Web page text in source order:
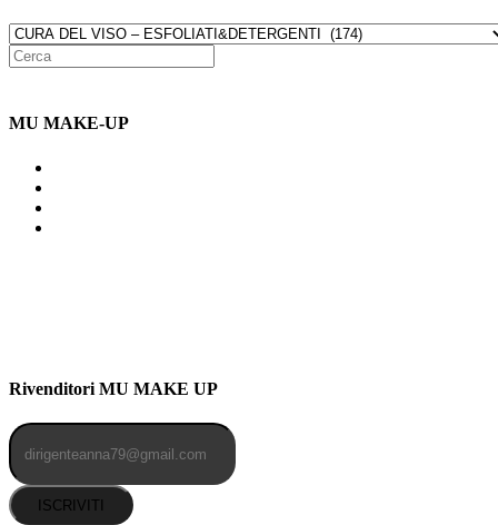
MU MAKE-UP
Rivenditori MU MAKE UP
ISCRIVITI